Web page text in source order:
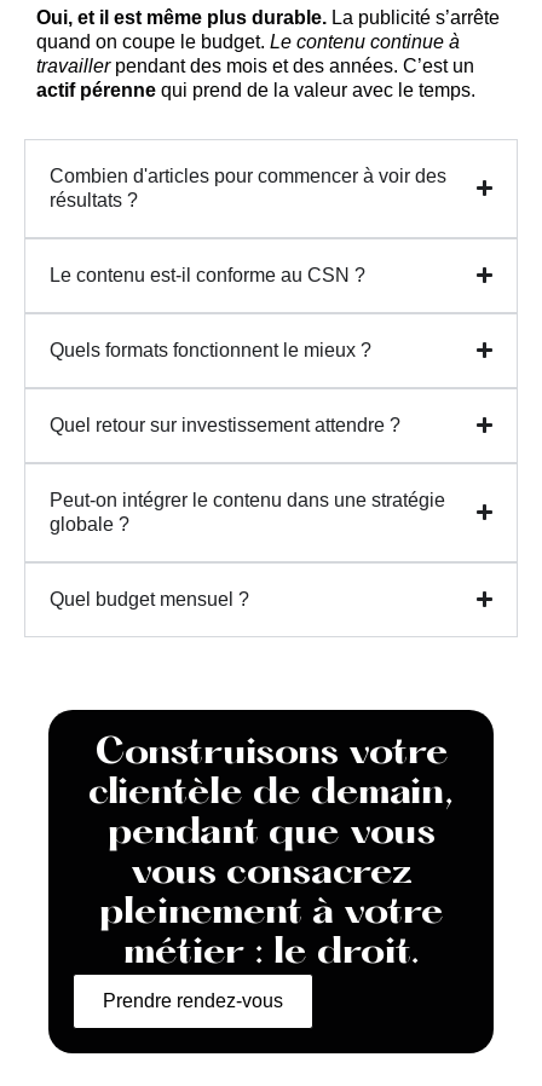
Oui, et il est même plus durable. La publicité s’arrête
quand on coupe le budget. Le contenu continue à
travaillerpendant des mois et des années. C’est un
actif pérenne qui prend de la valeur avec le temps.
Combien d'articles pour commencer à voir des
résultats ?
Le contenu est-il conforme au CSN ?
Quels formats fonctionnent le mieux ?
Quel retour sur investissement attendre ?
Peut-on intégrer le contenu dans une stratégie
globale ?
Quel budget mensuel ?
Construisons votre
clientèle de demain,
pendant que vous
vous consacrez
pleinement à votre
métier : le droit.
Prendre rendez-vous